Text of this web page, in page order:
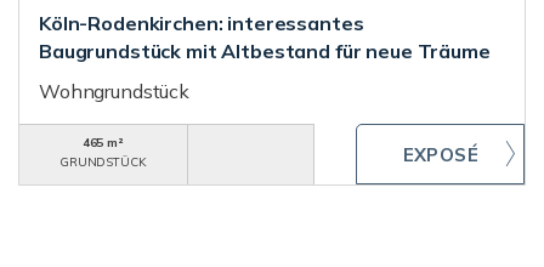
Köln-Rodenkirchen: interessantes
Baugrundstück mit Altbestand für neue Träume
Wohngrundstück
465 m²
GRUNDSTÜCK